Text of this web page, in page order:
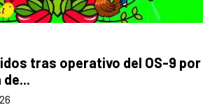
tras operativo del OS-9 por